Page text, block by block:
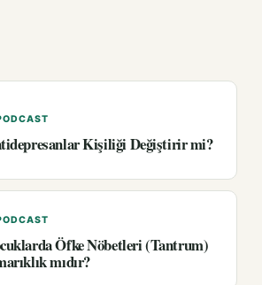
Kişiliği Değiştirir mi?
Öfke Nöbetleri (Tantrum)
mıdır?